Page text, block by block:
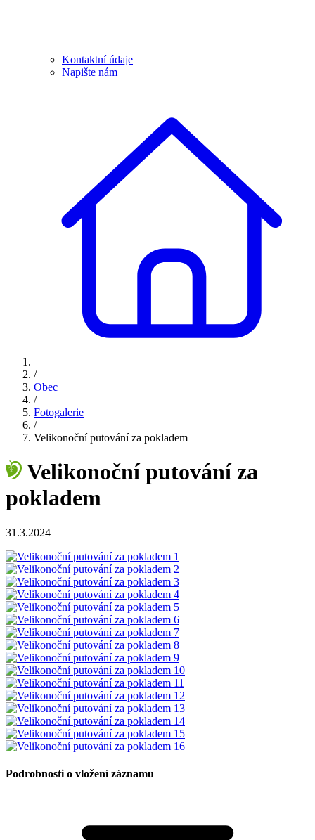
Kontaktní údaje
Napište nám
/
Obec
/
Fotogalerie
/
Velikonoční putování za pokladem
Velikonoční putování za
pokladem
31.3.2024
Podrobnosti o vložení záznamu